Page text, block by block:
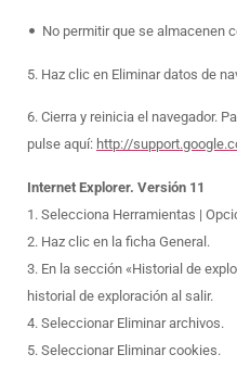
• No permitir que se almacenen
5. Haz clic en Eliminar datos de
6. Cierra y reinicia el navegador.
pulse aquí: http://
Internet Explorer. Versión 11
1. Selecciona Herramientas |
2. Haz clic en la ficha General.
3. En la sección «Historial de
historial de exploración al salir.
4. Seleccionar Eliminar archivos.
5. Seleccionar Eliminar cookies.